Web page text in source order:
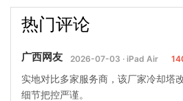
水,冷却塔每天的用水量计…
热门评论
广西网友 2026-07-03 · iPad Air
实地对比多家服务商，该厂家冷却塔
细节把控严谨。